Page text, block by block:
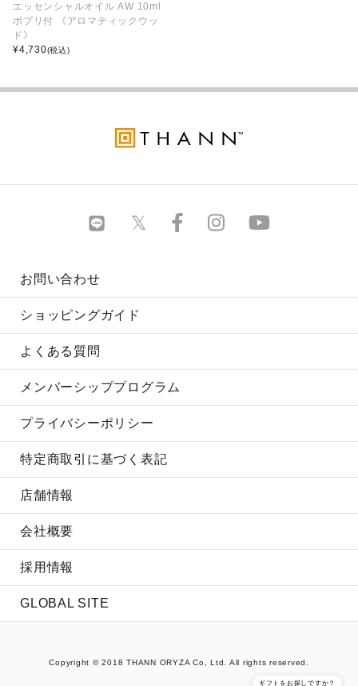
エッセンシャルオイル AW 10ml
ポプリ付 《アロマティックウッ
ド》
¥4,730(税込)
お問い合わせ
ショッピングガイド
よくある質問
メンバーシッププログラム
プライバシーポリシー
特定商取引に基づく表記
店舗情報
会社概要
採用情報
GLOBAL SITE
Copyright © 2018 THANN ORYZA Co, Ltd. All rights reserved.
ギフトをお探しですか？